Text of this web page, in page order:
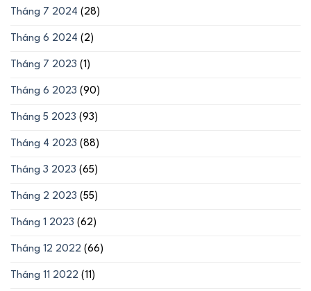
Tháng 7 2024 (28)
Tháng 6 2024 (2)
Tháng 7 2023 (1)
Tháng 6 2023 (90)
Tháng 5 2023 (93)
Tháng 4 2023 (88)
Tháng 3 2023 (65)
Tháng 2 2023 (55)
Tháng 1 2023 (62)
Tháng 12 2022 (66)
Tháng 11 2022 (11)